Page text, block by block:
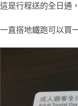
這是行程送的全日通，
一直搭地鐵跑可以買